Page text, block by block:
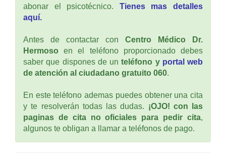
abonar el psicotécnico. Tienes mas detalles
aquí.
Antes de contactar con Centro Médico Dr.
Hermoso en el teléfono proporcionado debes
saber que dispones de unteléfono y portal web
de atención al ciudadano gratuito 060.
En este teléfono ademas puedes obtener una cita
y te resolverán todas las dudas. ¡OJO! con las
paginas de cita no oficiales para pedir cita,
algunos te obligan a llamar a teléfonos de pago.